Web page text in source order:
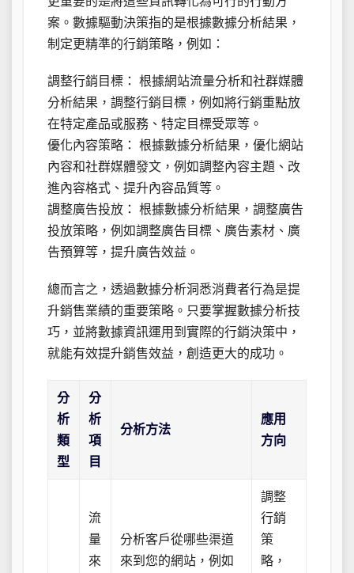
案。數據驅動決策指的是根據數據分析結果，
制定更精準的行銷策略，例如：
調整行銷目標： 根據網站流量分析和社群媒體
分析結果，調整行銷目標，例如將行銷重點放
在特定產品或服務、特定目標受眾等。
優化內容策略： 根據數據分析結果，優化網站
內容和社群媒體發文，例如調整內容主題、改
進內容格式、提升內容品質等。
調整廣告投放： 根據數據分析結果，調整廣告
投放策略，例如調整廣告目標、廣告素材、廣
告預算等，提升廣告效益。
總而言之，透過數據分析洞悉消費者行為是提
升銷售業績的重要策略。只要掌握數據分析技
巧，並將數據資訊運用到實際的行銷決策中，
就能有效提升銷售效益，創造更大的成功。
分
析
類
型
分
析
項
目
分析方法
應用
方向
流
量
來
分析客戶從哪些渠道
來到您的網站，例如
調整
行銷
策
略，